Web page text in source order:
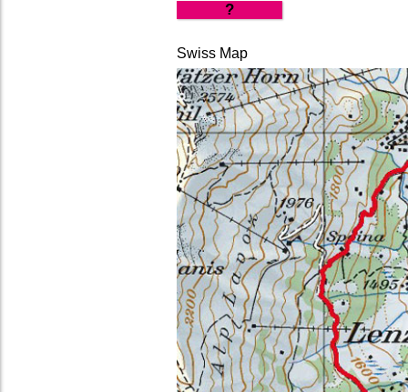
?
Swiss Map